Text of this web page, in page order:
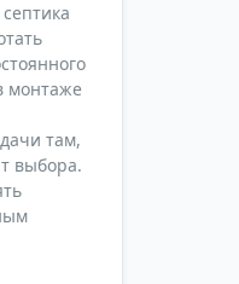
монтаже
там,
выбора.